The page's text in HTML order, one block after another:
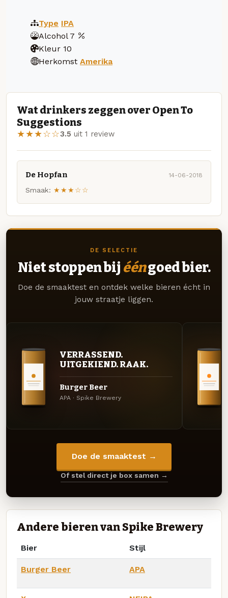
Type IPA
Alcohol 7
Kleur 10
Herkomst Amerika
Wat drinkers zeggen over Open To
Suggestions
★★★☆☆3.5 uit 1 review
De Hopfan 14-06-2018
Smaak: ★★★☆☆
DE SELECTIE
Niet stoppen bij ééngoed bier.
Doe de smaaktest en ontdek welke bieren écht in
jouw straatje liggen.
VERRASSEND.
UITGEKIEND. RAAK.
Burger Beer
APA · Spike Brewery
Doe de smaaktest →
Of stel direct je box samen →
Andere bieren van Spike Brewery
Bier Stijl
Burger Beer APA